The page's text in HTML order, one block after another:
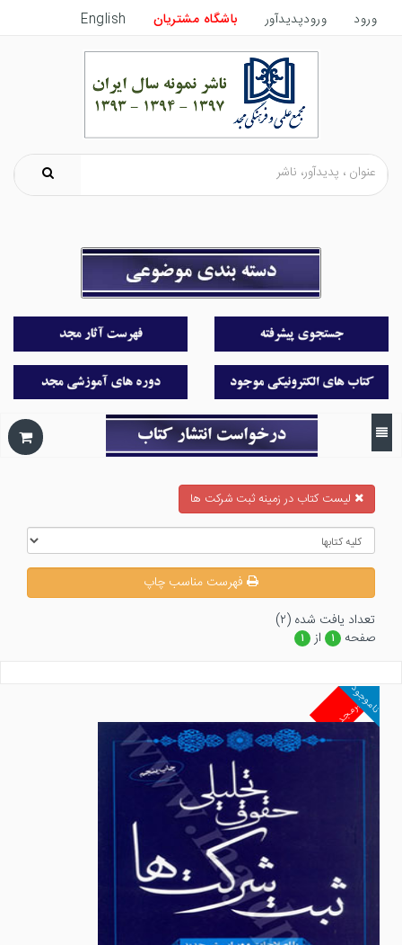
ورود ورودپدیدآور باشگاه مشتریان English
ليست كتاب در زمينه ثبت شركت ها
فهرست مناسب چاپ
تعداد يافت شده (۲)
صفحه
۱ از ۱
غیرمجد
ناموجود